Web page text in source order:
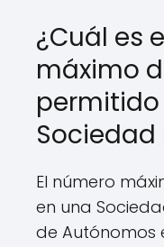
¿Cuál es
máximo
El número
en una
de Autónomos